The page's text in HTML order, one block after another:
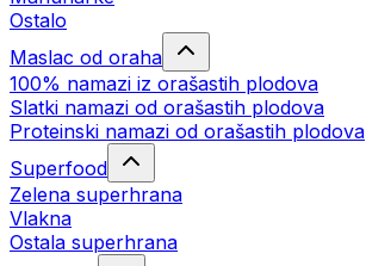
Ostalo
Maslac od oraha
100% namazi iz orašastih plodova
Slatki namazi od orašastih plodova
Proteinski namazi od orašastih plodova
Superfood
Zelena superhrana
Vlakna
Ostala superhrana